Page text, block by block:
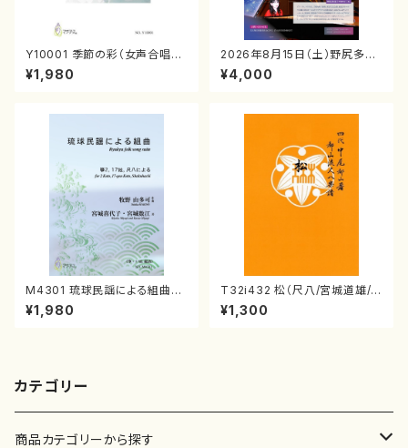
Y10001 季節の彩（女声合唱、
ピアノ/山岸徹/楽譜）
¥1,980
2026年8月15日（土）野尻多佳
子ピアノリサイタル 音の宝石
箱チケット一般
¥4,000
M4301 琉球民謡による組曲
（箏/牧野由多可作曲/宮城喜代
子・宮城数江著/箏曲楽譜）
¥1,980
T32i432 松（尺八/宮城道雄/
楽譜）都山流公刊楽譜曲番:213
8
¥1,300
カテゴリー
商品カテゴリーから探す